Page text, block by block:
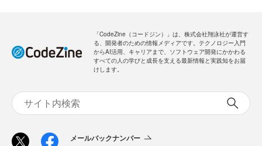
「CodeZine（コードジン）」は、株式会社翔泳社が運営す
る、開発者のための情報メディアです。テクノロジー入門
からAI活用、キャリアまで、ソフトウェア開発にかかわる
すべての人の学びと成長を支える最新情報と実践知をお届
けします。
メールバックナンバー